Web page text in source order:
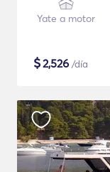
Yate a motor
$2,526 /día